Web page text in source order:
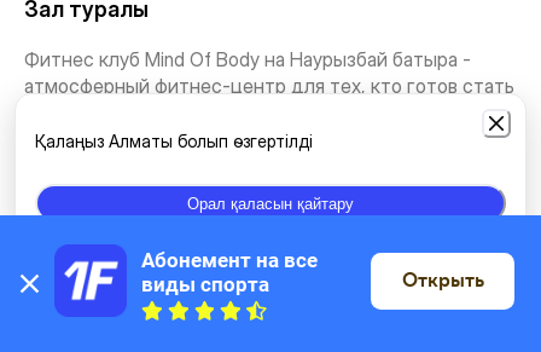
Зал туралы
Фитнес клуб Mind Of Body на Наурызбай батыра -
атмосферный фитнес-центр для тех, кто готов стать
Жаттығу түрлері
Жаттығу залы Өздігінен жаттығу
Картада
Қалаңыз Алматы болып өзгертілді
Орал қаласын қайтару
Абонемент на все
виды спорта
Открыть